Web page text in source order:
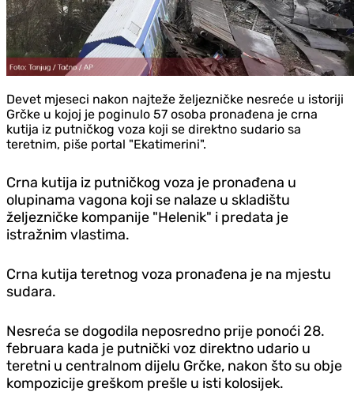
Devet mjeseci nakon najteže željezničke nesreće u istoriji
Grčke u kojoj je poginulo 57 osoba pronađena je crna
kutija iz putničkog voza koji se direktno sudario sa
teretnim, piše portal "Ekatimerini".
Crna kutija iz putničkog voza je pronađena u
olupinama vagona koji se nalaze u skladištu
željezničke kompanije "Helenik" i predata je
istražnim vlastima.
Crna kutija teretnog voza pronađena je na mjestu
sudara.
Nesreća se dogodila neposredno prije ponoći 28.
februara kada je putnički voz direktno udario u
teretni u centralnom dijelu Grčke, nakon što su obje
kompozicije greškom prešle u isti kolosijek.